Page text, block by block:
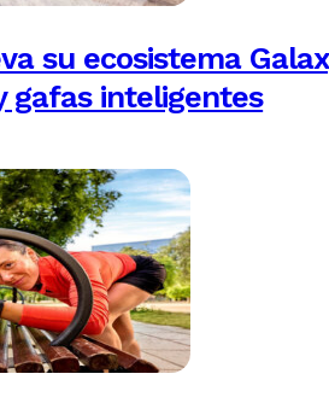
su ecosistema
gafas inteligentes